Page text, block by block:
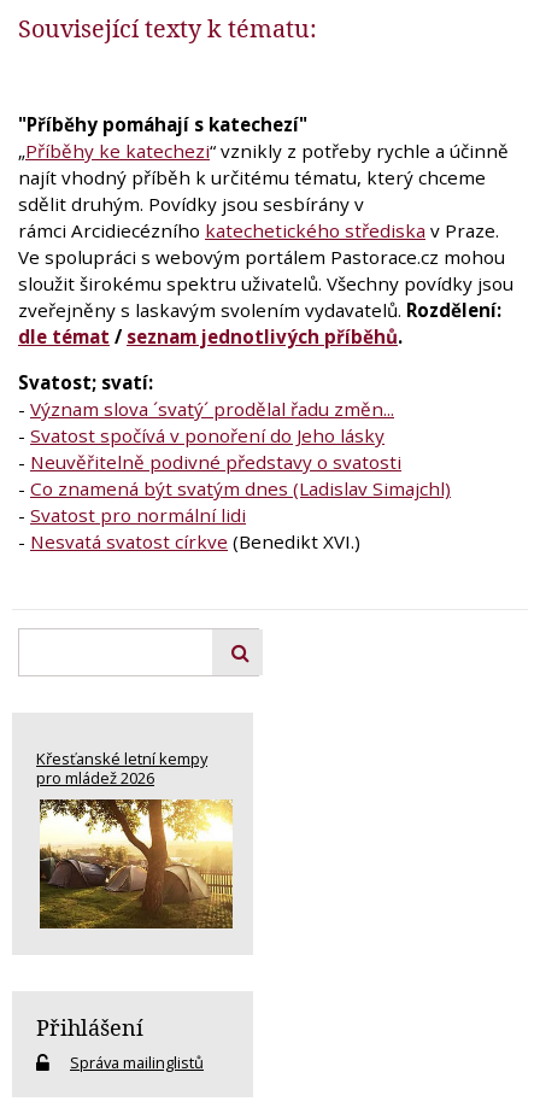
Související texty k tématu:
"Příběhy pomáhají s katechezí"
„Příběhy ke katechezi“ vznikly z potřeby rychle a účinně
najít vhodný příběh k určitému tématu, který chceme
sdělit druhým. Povídky jsou sesbírány v
rámci Arcidiecézního katechetického střediska v Praze.
Ve spolupráci s webovým portálem Pastorace.cz mohou
sloužit širokému spektru uživatelů. Všechny povídky jsou
zveřejněny s laskavým svolením vydavatelů. Rozdělení:
dle témat / seznam jednotlivých příběhů.
Svatost; svatí:
- Význam slova ´svatý´ prodělal řadu změn...
- Svatost spočívá v ponoření do Jeho lásky
- Neuvěřitelně podivné představy o svatosti
- Co znamená být svatým dnes (Ladislav Simajchl)
- Svatost pro normální lidi
- Nesvatá svatost církve (Benedikt XVI.)
Křesťanské letní kempy
pro mládež 2026
Přihlášení
Správa mailinglistů